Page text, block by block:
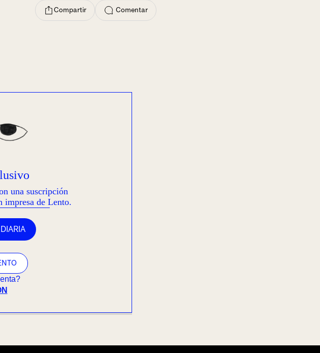
Compartir Comentar
una suscripción
impresa de Lento.